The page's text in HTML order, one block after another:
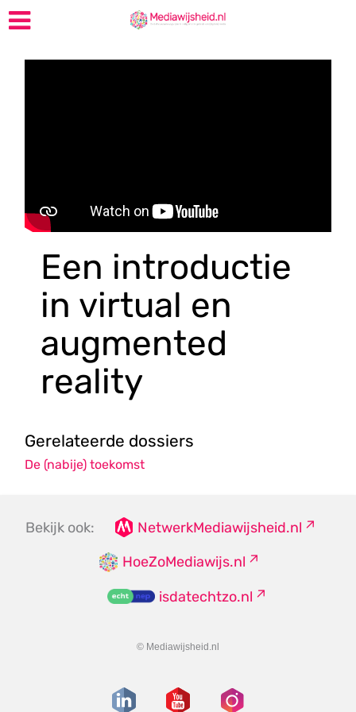
Een introductie
in virtual en
augmented
reality
Gerelateerde dossiers
De (nabije) toekomst
Bekijk ook:
NetwerkMediawijsheid.nl
HoeZoMediawijs.nl
isdatechtzo.nl
© Mediawijsheid.nl